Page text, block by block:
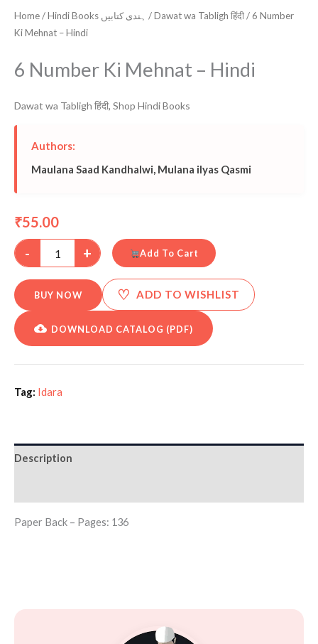
Home/ Hindi Books ہندی کتابیں /Dawat wa Tabligh हिंदी/ 6 Number
Ki Mehnat – Hindi
6 Number Ki Mehnat – Hindi
Dawat wa Tabligh हिंदी, Shop Hindi Books
Authors:
Maulana Saad Kandhalwi, Mulana ilyas Qasmi
₹55.00
-
+ Add To Cart
BUY NOW ♡ ADD TO WISHLIST
DOWNLOAD CATALOG (PDF)
Tag: Idara
Description
Paper Back – Pages: 136